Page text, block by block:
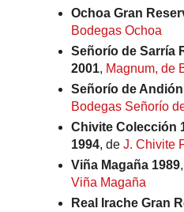
Ochoa Gran
Bodegas Ochoa
Señorío de Sarría
2001, Magnum, de
Señorío de Andión
Bodegas Señorío
Chivite Colección
1994, de J. Chivite
Viña Magaña 1989
Viña Magaña
Real Irache Gran